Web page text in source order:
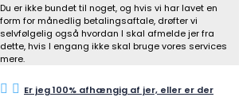
Du er ikke bundet til noget, og hvis vi har lavet en
form for månedlig betalingsaftale, drøfter vi
selvfølgelig også hvordan I skal afmelde jer fra
dette, hvis I engang ikke skal bruge vores services
mere.
Er jeg 100% afhængig af jer, eller er der